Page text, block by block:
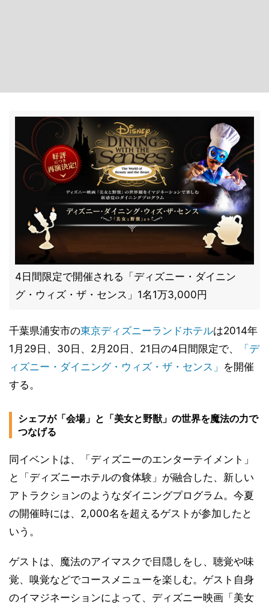
4日間限定で開催される「ディズニー・ダイニン
グ・ウィズ・ザ・センス」1名1万3,000円
千葉県浦安市の東京ディズニーランドホテルは2014年
1月29日、30日、2月20日、21日の4日間限定で、
「デ
ィズニー・ダイニング・ウィズ・ザ・センス」 を開催
する。
シェフが「会場」と「美女と野獣」の世界を魔法の力で
つなげる
同イベントは、「ディズニーのエンターテイメント」
と「ディズニーホテルの食体験」が融合した、新しい
アトラクションのようなダイニングプログラム。今夏
の開催時には、2,000名を超えるゲストが参加したと
いう。
ゲストは、魔法のアイマスクで目隠しをし、聴覚や味
覚、嗅覚などでコースメニューを楽しむ。ゲスト自身
のイマジネーションによって、ディズニー映画「美女